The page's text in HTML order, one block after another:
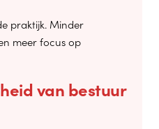
praktijk. Minder
meer focus op
van bestuur